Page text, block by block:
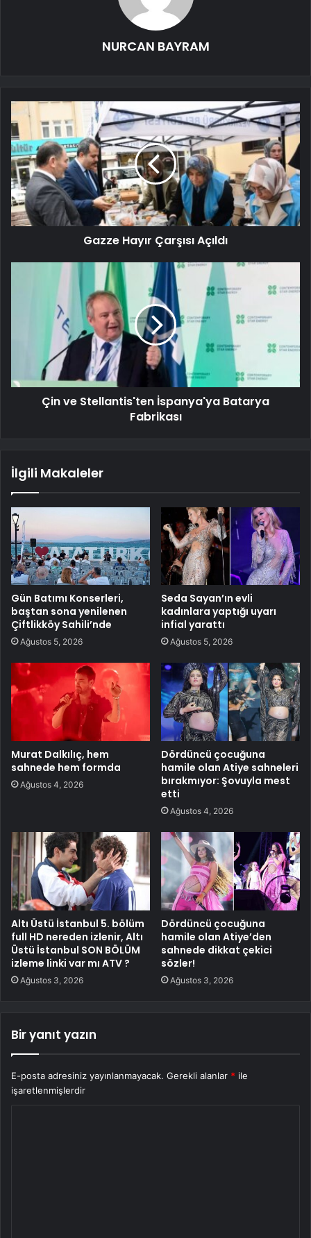
NURCAN BAYRAM
Gazze Hayır Çarşısı Açıldı
Çin ve Stellantis'ten İspanya'ya Batarya
Fabrikası
İlgili Makaleler
Gün Batımı Konserleri,
baştan sona yenilenen
Çiftlikköy Sahili’nde
Ağustos 5, 2026
Seda Sayan’ın evli
kadınlara yaptığı uyarı
infial yarattı
Ağustos 5, 2026
Murat Dalkılıç, hem
sahnede hem formda
Ağustos 4, 2026
Dördüncü çocuğuna
hamile olan Atiye sahneleri
bırakmıyor: Şovuyla mest
etti
Ağustos 4, 2026
Altı Üstü İstanbul 5. bölüm
full HD nereden izlenir, Altı
Üstü İstanbul SON BÖLÜM
izleme linki var mı ATV ?
Ağustos 3, 2026
Dördüncü çocuğuna
hamile olan Atiye’den
sahnede dikkat çekici
sözler!
Ağustos 3, 2026
Bir yanıt yazın
E-posta adresiniz yayınlanmayacak. Gerekli alanlar * ile
işaretlenmişlerdir